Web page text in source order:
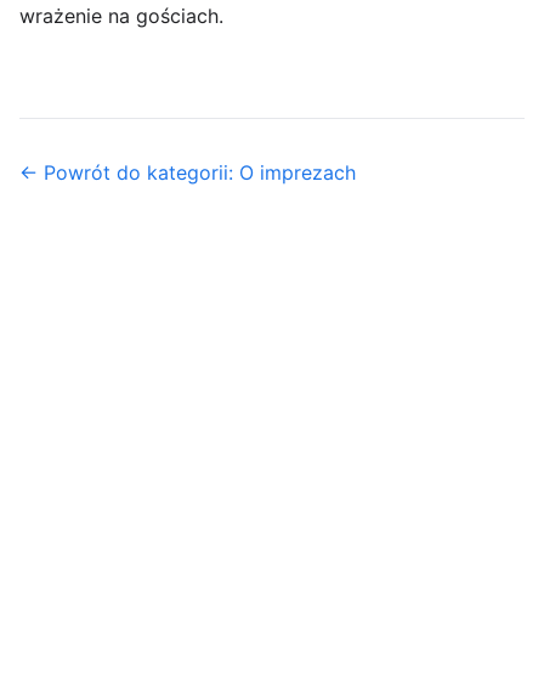
wrażenie na gościach.
← Powrót do kategorii: O imprezach